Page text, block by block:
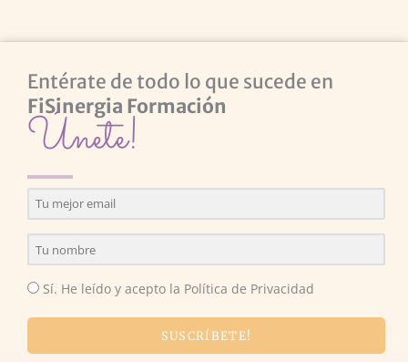
Entérate de todo lo que sucede en
FiSinergia Formación
Únete!
Sí. He leído y acepto la Política de Privacidad
SUSCRÍBETE!